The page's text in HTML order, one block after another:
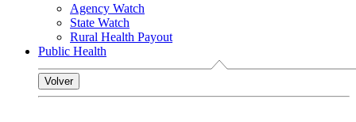
Agency Watch
State Watch
Rural Health Payout
Public Health
Volver